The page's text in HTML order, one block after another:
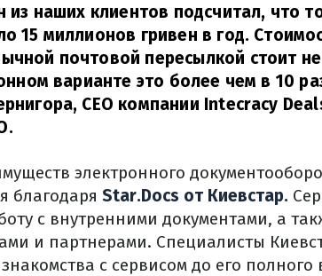
из наших клиентов подсчитал, что
15 миллионов гривен в год.
почтовой пересылкой стоит
варианте это более чем в 10
СЕО компании Intecracy
электронного
благодаря Star.Docs от Киевстар.
с внутренними документами, а
и партнерами. Специалисты
с сервисом до его полного